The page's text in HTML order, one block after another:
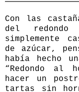
Con las
del
simplemente
de azúcar,
había hecho
“Redondo al
hacer un
tartas sin